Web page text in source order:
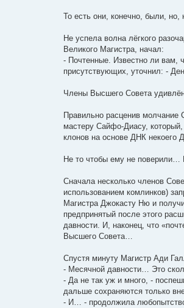
То есть они, конечно, были,
Не успела волна лёгкого
Великого Магистра, начал:
- Почтенные. Известно ли вам,
присутствующих, уточнил: -
Члены Высшего Совета
Правильно расценив молчание
мастеру Сайфо-Диасу,
клонов на основе ДНК некоего
Не то чтобы ему не
Сначала несколько членов
использованием комлинков)
Магистра Джокасту Ню и
предпринятый после этого
давности. И, наконец, что
Высшего Совета…
Спустя минуту Магистр Ади
- Месячной давности… Это
- Да не так уж и много, -
дальше сохраняются только
- И… - продолжила